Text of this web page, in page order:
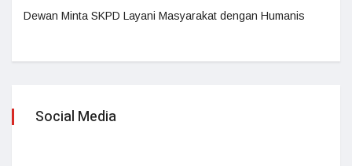
Dewan Minta SKPD Layani Masyarakat dengan Humanis
Social Media